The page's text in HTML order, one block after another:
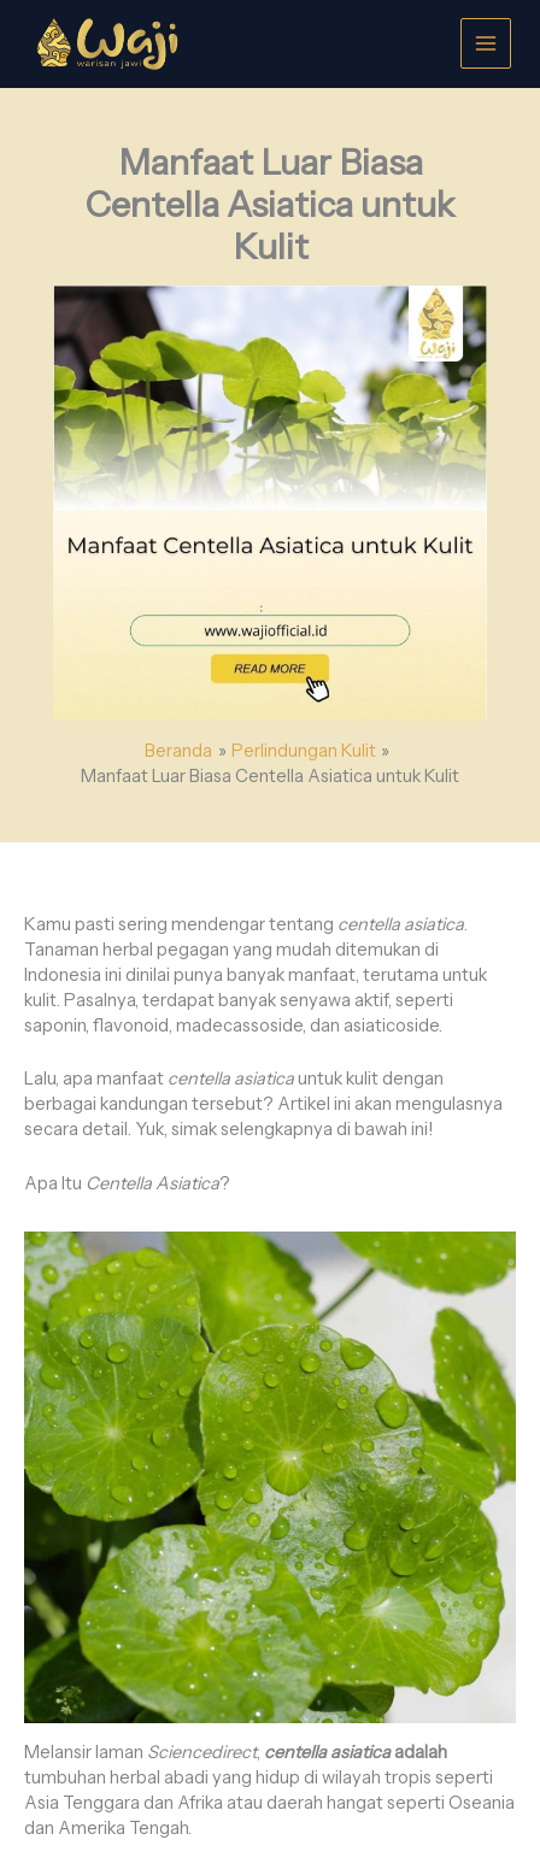
konten
Manfaat Luar Biasa
Centella Asiatica untuk
Kulit
Beranda
Perlindungan Kulit
Manfaat Luar Biasa Centella Asiatica untuk Kulit
Kamu pasti sering mendengar tentang centella asiatica.
Tanaman herbal pegagan yang mudah ditemukan di
Indonesia ini dinilai punya banyak manfaat, terutama untuk
kulit. Pasalnya, terdapat banyak senyawa aktif, seperti
saponin, flavonoid, madecassoside, dan asiaticoside.
Lalu, apa manfaat centella asiaticauntuk kulit dengan
berbagai kandungan tersebut? Artikel ini akan mengulasnya
secara detail. Yuk, simak selengkapnya di bawah ini!
Apa Itu Centella Asiatica?
Melansir laman Sciencedirect, centella asiaticaadalah
tumbuhan herbal abadi yang hidup di wilayah tropis seperti
Asia Tenggara dan Afrika atau daerah hangat seperti Oseania
dan Amerika Tengah.